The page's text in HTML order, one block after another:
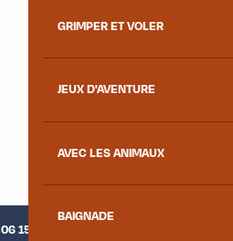
GRIMPER ET VOLER
JEUX D'AVENTURE
AVEC LES ANIMAUX
BAIGNADE
06 15 09 86